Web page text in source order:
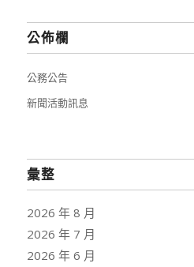
公佈欄
公務公告
新聞活動訊息
彙整
2026 年 8 月
2026 年 7 月
2026 年 6 月